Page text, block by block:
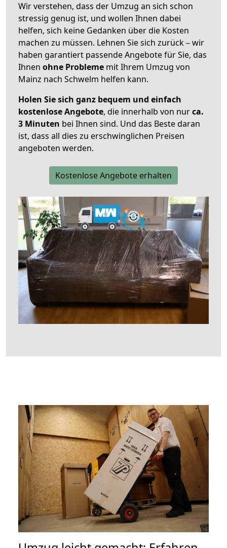
Wir verstehen, dass der Umzug an sich schon
stressig genug ist, und wollen Ihnen dabei
helfen, sich keine Gedanken über die Kosten
machen zu müssen. Lehnen Sie sich zurück – wir
haben garantiert passende Angebote für Sie, das
Ihnen ohne Probleme mit Ihrem Umzug von
Mainz nach Schwelm helfen kann.
Holen Sie sich ganz bequem und einfach
kostenlose Angebote, die innerhalb von nurca.
3 Minuten bei Ihnen sind. Und das Beste daran
ist, dass all dies zu erschwinglichen Preisen
angeboten werden.
Kostenlose Angebote erhalten